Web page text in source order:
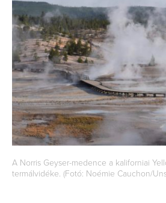
A Norris Geyser-medence a kaliforniai
termálvidéke. (Fotó: Noémie Cauchon/